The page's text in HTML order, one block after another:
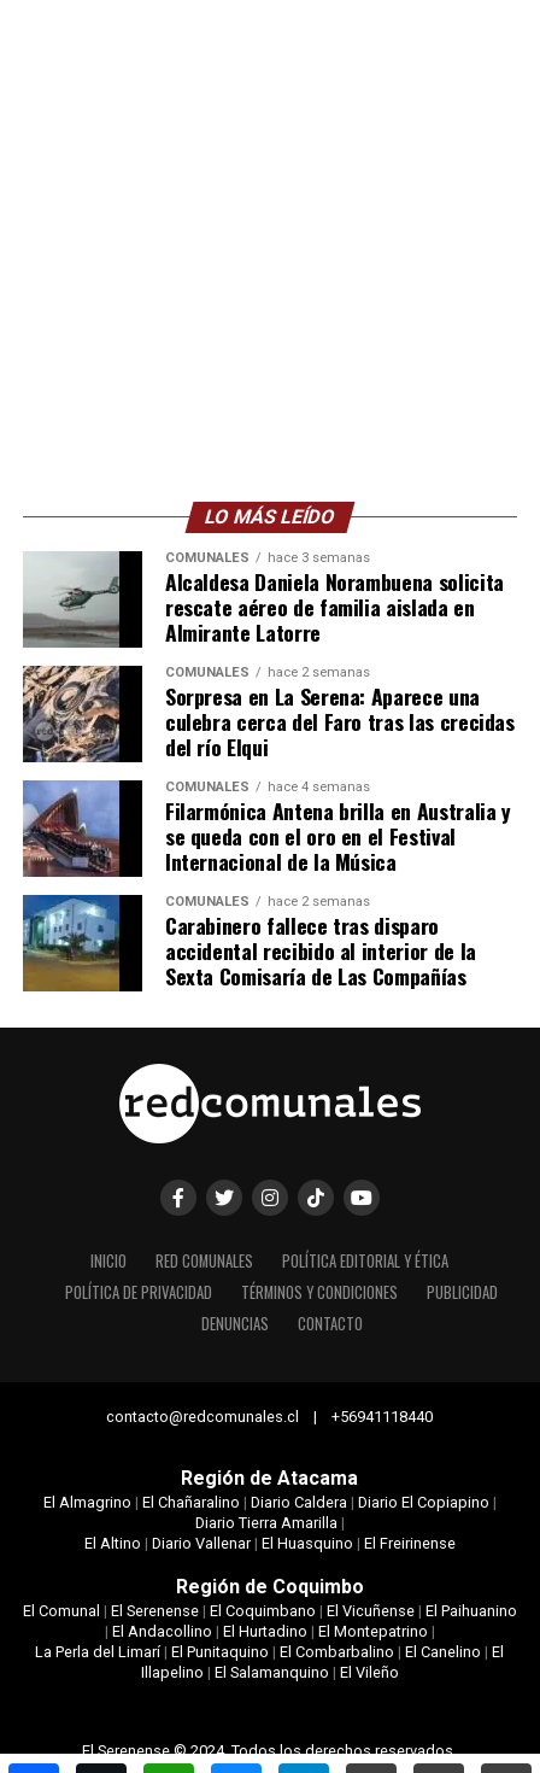
LO MÁS LEÍDO
COMUNALES hace 3 semanas
Alcaldesa Daniela Norambuena solicita
rescate aéreo de familia aislada en
Almirante Latorre
COMUNALES hace 2 semanas
Sorpresa en La Serena: Aparece una
culebra cerca del Faro tras las crecidas
del río Elqui
COMUNALES hace 4 semanas
Filarmónica Antena brilla en Australia y
se queda con el oro en el Festival
Internacional de la Música
COMUNALES hace 2 semanas
Carabinero fallece tras disparo
accidental recibido al interior de la
Sexta Comisaría de Las Compañías
INICIO RED COMUNALES
POLÍTICA EDITORIAL Y ÉTICA
POLÍTICA DE PRIVACIDAD
TÉRMINOS Y CONDICIONES
PUBLICIDAD
DENUNCIAS
CONTACTO
contacto@redcomunales.cl | +56941118440
Región de Atacama
El Almagrino | El Chañaralino | Diario Caldera| Diario El Copiapino |
Diario Tierra Amarilla|
El Altino | Diario Vallenar| El Huasquino | El Freirinense
Región de Coquimbo
El Comunal | El Serenense| El Coquimbano | El Vicuñense| El Paihuanino
| El Andacollino | El Hurtadino | El Montepatrino |
La Perla del Limarí|El Punitaquino |El Combarbalino |El Canelino |El
Illapelino | El Salamanquino | El Vileño
El Serenense © 2024. Todos los derechos reservados.